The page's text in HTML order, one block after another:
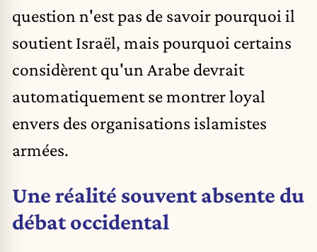
question n'est pas de savoir pourquoi il
soutient Israël, mais pourquoi certains
considèrent qu'un Arabe devrait
automatiquement se montrer loyal
envers des organisations islamistes
armées.
Une réalité souvent absente du
débat occidental